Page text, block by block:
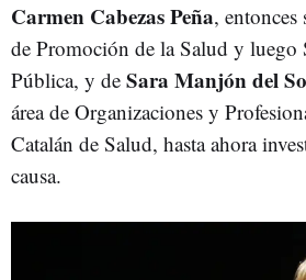
Carmen Cabezas Peña, entonces
de Promoción de la Salud y luego
Pública, y de Sara Manjón del
área de Organizaciones y
Catalán de Salud, hasta ahora
causa.